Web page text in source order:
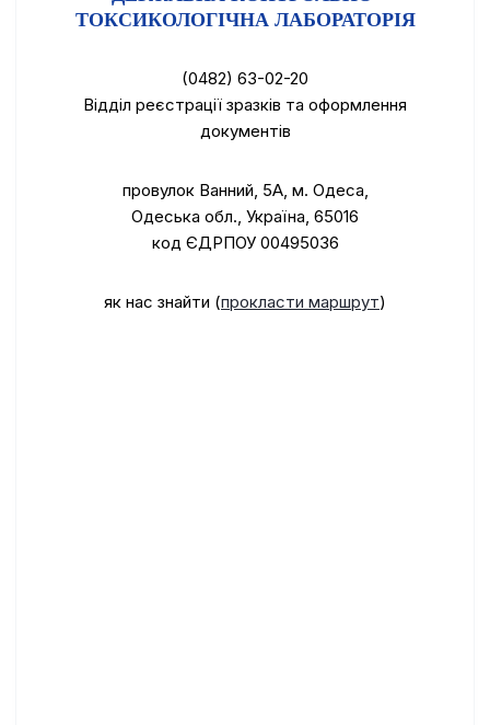
ТОКСИКОЛОГІЧНА ЛАБОРАТОРІЯ
(0482) 63-02-20
Відділ реєстрації зразків та оформлення
документів
провулок Ванний, 5А, м. Одеса,
Одеська обл., Україна, 65016
код ЄДРПОУ 00495036
як нас знайти (прокласти маршрут)